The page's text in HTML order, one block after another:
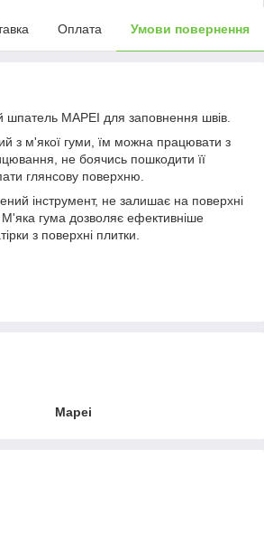
Оплата Умови повернення
шпатель MAPEI для заповнення швів.
з м'якої гуми, їм можна працювати з
не боячись пошкодити її
глянсову поверхню.
інструмент, не залишає на поверхні
М'яка гума дозволяє ефективніше
з поверхні плитки.
Mapei